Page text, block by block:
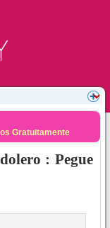
Gratuitamente
: Pegue